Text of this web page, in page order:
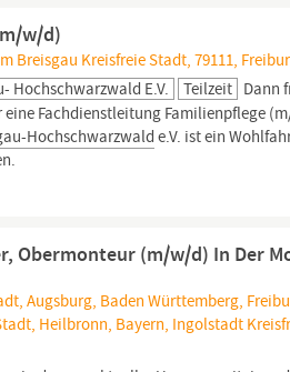
w/d)
Breisgau Kreisfreie Stadt, 79111,
Hochschwarzwald E.V.
Teilzeit Dann
eine Fachdienstleitung Familienpflege
Hochschwarzwalde.V. ist ein
Obermonteur (m/w/d) In Der
Augsburg, Baden Württemberg,
Heilbronn, Bayern, Ingolstadt